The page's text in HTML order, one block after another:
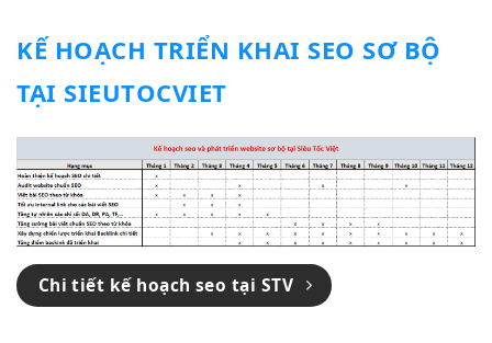
KẾ HOẠCH TRIỂN KHAI SEO SƠ BỘ
TẠI SIEUTOCVIET
Chi tiết kế hoạch seo tại STV